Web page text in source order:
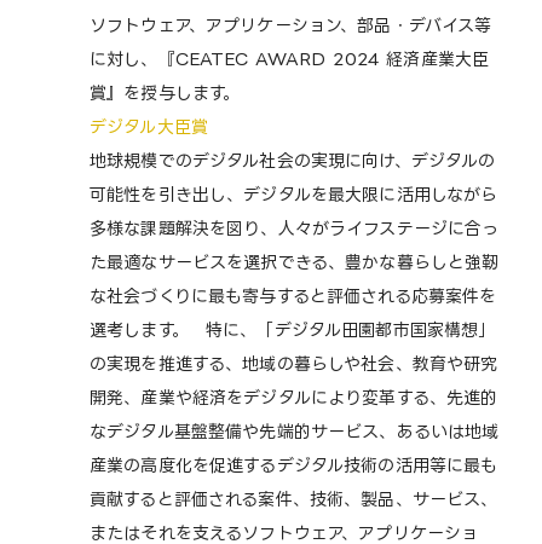
ソフトウェア、アプリケーション、部品・デバイス等
に対し、『CEATEC AWARD 2024 経済産業大臣
賞』を授与します。
デジタル大臣賞
地球規模でのデジタル社会の実現に向け、デジタルの
可能性を引き出し、デジタルを最大限に活用しながら
多様な課題解決を図り、人々がライフステージに合っ
た最適なサービスを選択できる、豊かな暮らしと強靭
な社会づくりに最も寄与すると評価される応募案件を
選考します。 特に、「デジタル田園都市国家構想」
の実現を推進する、地域の暮らしや社会、教育や研究
開発、産業や経済をデジタルにより変革する、先進的
なデジタル基盤整備や先端的サービス、あるいは地域
産業の高度化を促進するデジタル技術の活用等に最も
貢献すると評価される案件、技術、製品、サービス、
またはそれを支えるソフトウェア、アプリケーショ